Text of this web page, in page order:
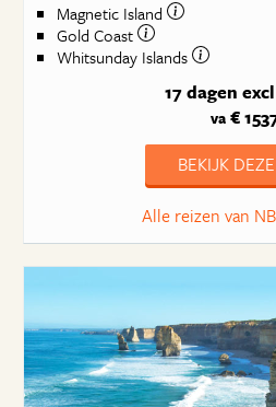
Magnetic Island
Gold Coast
Whitsunday Islands
17 dagen
va€
BEKIJK
Alle reizen van